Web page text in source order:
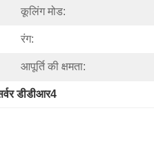
कूलिंग मोड:
रंग:
आपूर्ति की क्षमता:
डीडीआर4